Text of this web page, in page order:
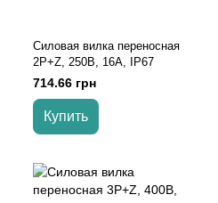
Силовая вилка переносная
2Р+Z, 250В, 16А, IP67
714.66 грн
Купить